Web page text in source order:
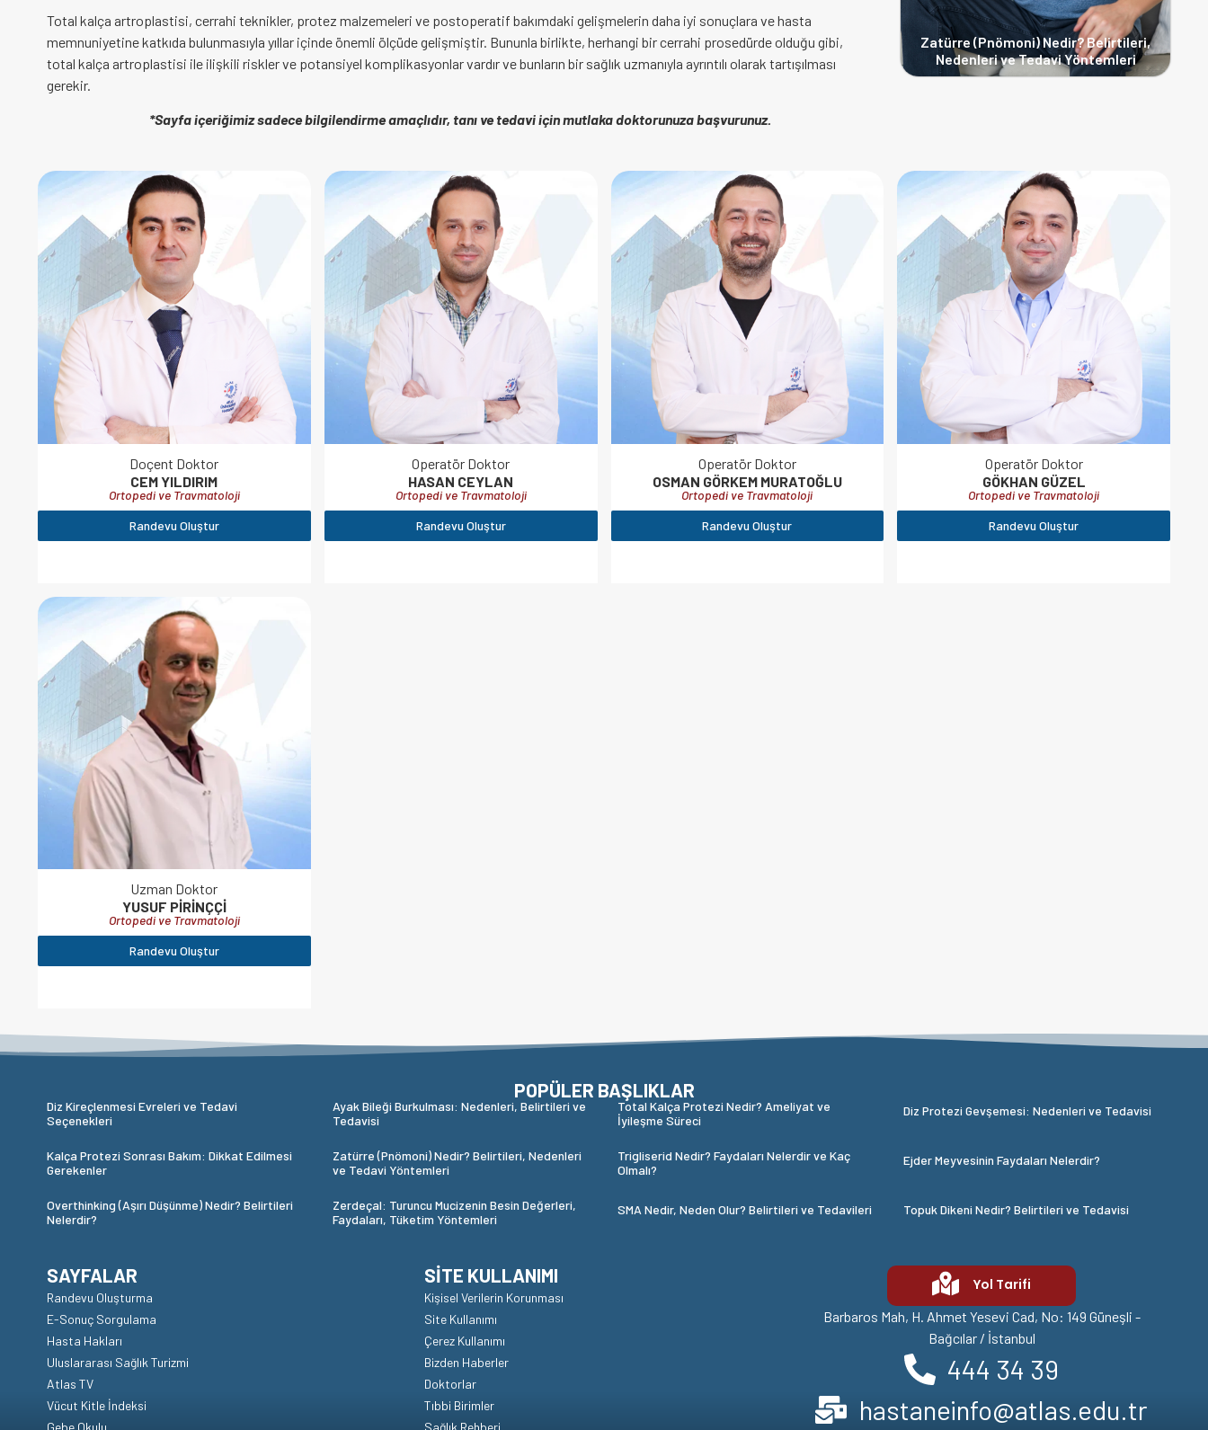
Total kalça artroplastisi, cerrahi teknikler, protez malzemeleri ve postoperatif bakımdaki gelişmelerin daha iyi sonuçlara ve hasta
memnuniyetine katkıda bulunmasıyla yıllar içinde önemli ölçüde gelişmiştir. Bununla birlikte, herhangi bir cerrahi prosedürde olduğu gibi,
total kalça artroplastisi ile ilişkili riskler ve potansiyel komplikasyonlar vardır ve bunların bir sağlık uzmanıyla ayrıntılı olarak tartışılması
gerekir.
*Sayfa içeriğimiz sadece bilgilendirme amaçlıdır, tanı ve tedavi için mutlaka doktorunuza başvurunuz.
Zatürre (Pnömoni) Nedir? Belirtileri,
Nedenleri ve Tedavi Yöntemleri
Doçent Doktor
CEM YILDIRIM
Ortopedi ve Travmatoloji
Randevu Oluştur
Operatör Doktor
HASAN CEYLAN
Ortopedi ve Travmatoloji
Randevu Oluştur
Operatör Doktor
OSMAN GÖRKEM MURATOĞLU
Ortopedi ve Travmatoloji
Randevu Oluştur
Operatör Doktor
GÖKHAN GÜZEL
Ortopedi ve Travmatoloji
Randevu Oluştur
Uzman Doktor
YUSUF PIRINÇÇI
Ortopedi ve Travmatoloji
Randevu Oluştur
POPÜLER BAŞLIKLAR
Diz Kireçlenmesi Evreleri ve Tedavi
Seçenekleri
Ayak Bileği Burkulması: Nedenleri, Belirtileri ve
Tedavisi
Total Kalça Protezi Nedir? Ameliyat ve
İyileşme Süreci
Diz Protezi Gevşemesi: Nedenleri ve Tedavisi
Kalça Protezi Sonrası Bakım: Dikkat Edilmesi
Gerekenler
Zatürre (Pnömoni) Nedir? Belirtileri, Nedenleri
ve Tedavi Yöntemleri
Trigliserid Nedir? Faydaları Nelerdir ve Kaç
Olmalı?
Ejder Meyvesinin Faydaları Nelerdir?
Overthinking (Aşırı Düşünme) Nedir? Belirtileri
Nelerdir?
Zerdeçal: Turuncu Mucizenin Besin Değerleri,
Faydaları, Tüketim Yöntemleri
SMA Nedir, Neden Olur? Belirtileri ve Tedavileri Topuk Dikeni Nedir? Belirtileri ve Tedavisi
SAYFALAR
Randevu Oluşturma
E-Sonuç Sorgulama
Hasta Hakları
Uluslararası Sağlık Turizmi
Atlas TV
Vücut Kitle İndeksi
SITE KULLANIMI
Kişisel Verilerin Korunması
Site Kullanımı
Çerez Kullanımı
Bizden Haberler
Doktorlar
Tıbbi Birimler
Yol Tarifi
Barbaros Mah, H. Ahmet Yesevi Cad, No: 149 Güneşli -
Bağcılar / İstanbul
444 34 39
hastaneinfo@atlas.edu.tr